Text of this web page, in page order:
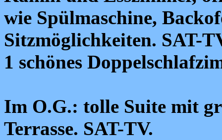
wie Spülmaschine,
Sitzmöglichkeiten. SAT-
1 schönes
Im O.G.: tolle Suite mit
Terrasse. SAT-TV.